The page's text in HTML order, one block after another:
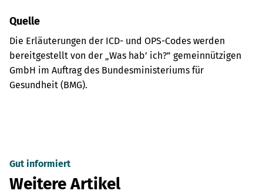
Quelle
Die Erläuterungen der ICD- und OPS-Codes werden
bereitgestellt von der „Was hab’ ich?” gemeinnützigen
GmbH im Auftrag des Bundesministeriums für
Gesundheit (BMG).
Gut informiert
Weitere Artikel